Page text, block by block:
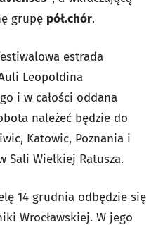
grupę pół.chór.
estrada
Leopoldina
i w całości oddana
należeć będzie do
Katowic, Poznania i
Sali Wielkiej Ratusza.
14 grudnia odbędzie się
Wrocławskiej. W jego